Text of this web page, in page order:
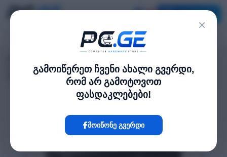
×
გამოიწერეთ ჩვენი ახალი გვერდი,
რომ არ გამოტოვოთ
ფასდაკლებები!
მოიწონე გვერდი
4 არხიანი IP ვიდეო ჩამწერი NVR - 1 მყარი დისკი, 4 PoE პორტი - Prime
‹ ›